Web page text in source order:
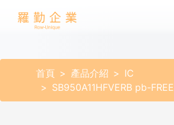
首頁 產品介紹
IC
SB950A11HFVERB pb-FREE